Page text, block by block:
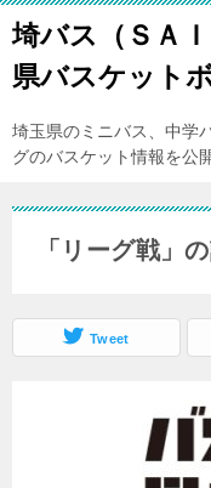
埼バス（ＳＡ
県バスケット
埼玉県のミニバス、中学
グのバスケット情報を公
「リーグ戦」
Tweet